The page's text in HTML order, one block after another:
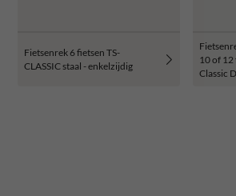
Fietsenrek 6 fietsen TS-
CLASSIC staal - enkelzijdig
10 of 12
Classic